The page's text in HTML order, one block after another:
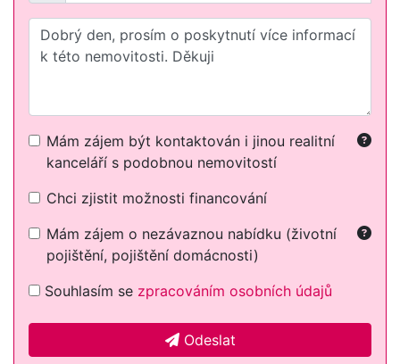
Mám zájem být kontaktován i jinou realitní
kanceláří s podobnou nemovitostí
Chci zjistit možnosti financování
Mám zájem o nezávaznou nabídku (životní
pojištění, pojištění domácnosti)
Souhlasím se zpracováním osobních údajů
Odeslat